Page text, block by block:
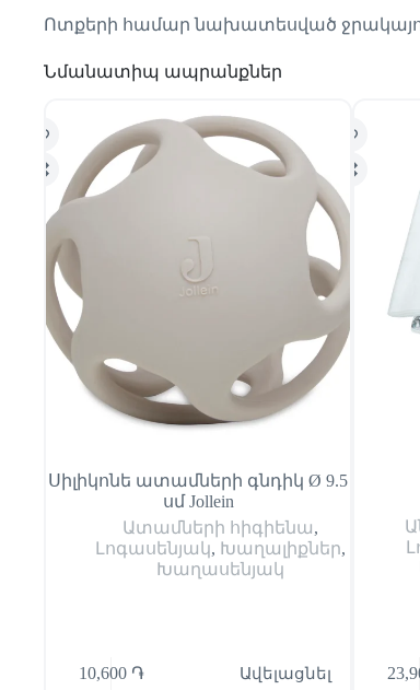
Ոտքերի համար նախատեսված
Նմանատիպ ապրանքներ
Սիլիկոնե ատամների գնդիկ Ø 9.5
սմ Jollein
Ատամների հիգիենա,
Լոգասենյակ, Խաղալիքներ,
Խաղասենյակ
10,600 ֏ Ավելացնել